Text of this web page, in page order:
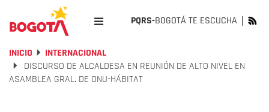
PQRS-BOGOTÁ TE ESCUCHA
INICIO
INTERNACIONAL
DISCURSO DE ALCALDESA EN REUNIÓN DE ALTO NIVEL EN
ASAMBLEA GRAL. DE ONU-HÁBITAT